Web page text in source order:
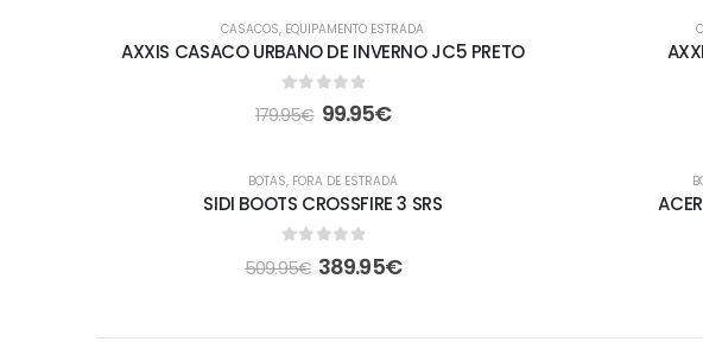
-44%
CASACOS, EQUIPAMENTO ESTRADA
AXXIS CASACO URBANO DE INVERNO JC5 PRETO
out of 5
179.95€ 99.95€
BOTAS, FORA DE ESTRADA
SIDI BOOTS CROSSFIRE 3 SRS
out of 5
509.95€ 389.95€